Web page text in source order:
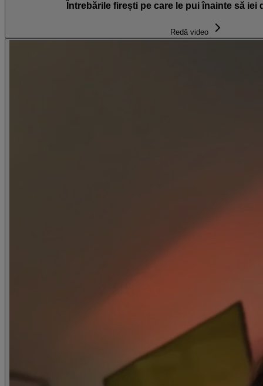
Întrebările firești pe care le pui înainte să iei
Redă video